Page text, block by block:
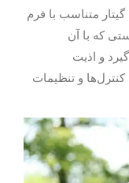
متناسب با فرم
که با آن
و اذیت
کنترل‌ها و تنظیمات